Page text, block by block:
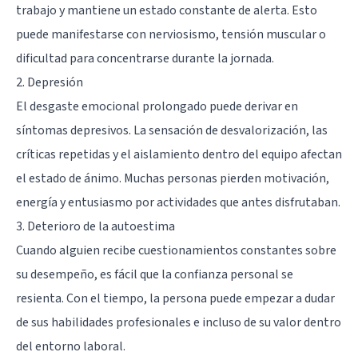
trabajo y mantiene un estado constante de alerta. Esto
puede manifestarse con nerviosismo, tensión muscular o
dificultad para concentrarse durante la jornada.
2. Depresión
El desgaste emocional prolongado puede derivar en
síntomas depresivos. La sensación de desvalorización, las
críticas repetidas y el aislamiento dentro del equipo afectan
el estado de ánimo. Muchas personas pierden motivación,
energía y entusiasmo por actividades que antes disfrutaban.
3. Deterioro de la autoestima
Cuando alguien recibe cuestionamientos constantes sobre
su desempeño, es fácil que la confianza personal se
resienta. Con el tiempo, la persona puede empezar a dudar
de sus habilidades profesionales e incluso de su valor dentro
del entorno laboral.